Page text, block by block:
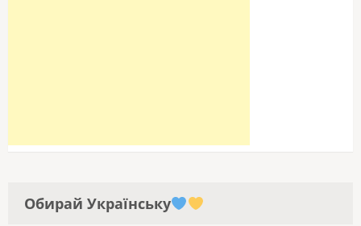
Обирай Українську